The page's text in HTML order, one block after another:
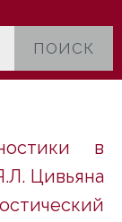
ПОИСК
в
Цивьяна